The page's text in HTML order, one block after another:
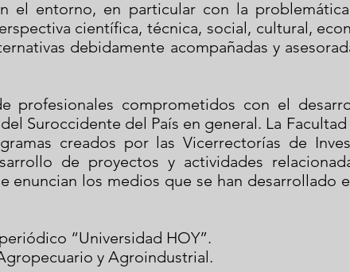
el entorno, en particular con la
científica, técnica, social, cultural,
debidamente acompañadas y
profesionales comprometidos con el
Suroccidente del País en general. La
creados por las Vicerrectorías de
de proyectos y actividades
enuncian los medios que se han desarrollado
“Universidad HOY”.
y Agroindustrial.